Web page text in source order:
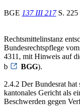
BGE 137 III 217S. 225
Rechtsmittelinstanz
Bundesrechtspflege
4311, mit Hinweis auf
b
BGG).
2.4.2 Der Bundesrat
kantonales Gericht als
Beschwerden gegen